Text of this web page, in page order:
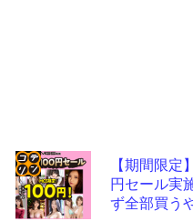
【期間限
円セール実
ず全部買う
コテ
リン